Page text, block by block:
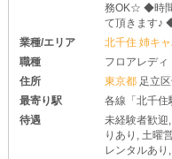
務OK☆ ◆時
て頂きます♪
業種/エリア
北千住 姉キ
職種
フロアレディ
住所
東京都 足立
最寄り駅
各線「北千住
待遇
未経験者歓迎
りあり, 土曜
レンタルあり